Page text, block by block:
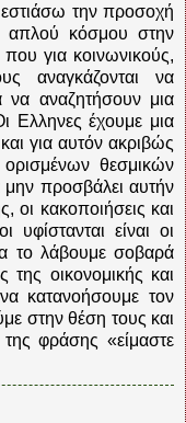
την προσοχή
απλού κόσμου στην
για κοινωνικούς,
αναγκάζονται να
να αναζητήσουν μια
Ελληνες έχουμε μια
για αυτόν ακριβώς
θεσμικών
προσβάλει αυτήν
οι κακοποιήσεις και
είναι οι
το λάβουμε σοβαρά
οικονομικής και
κατανοήσουμε τον
στην θέση τους και
φράσης «είμαστε